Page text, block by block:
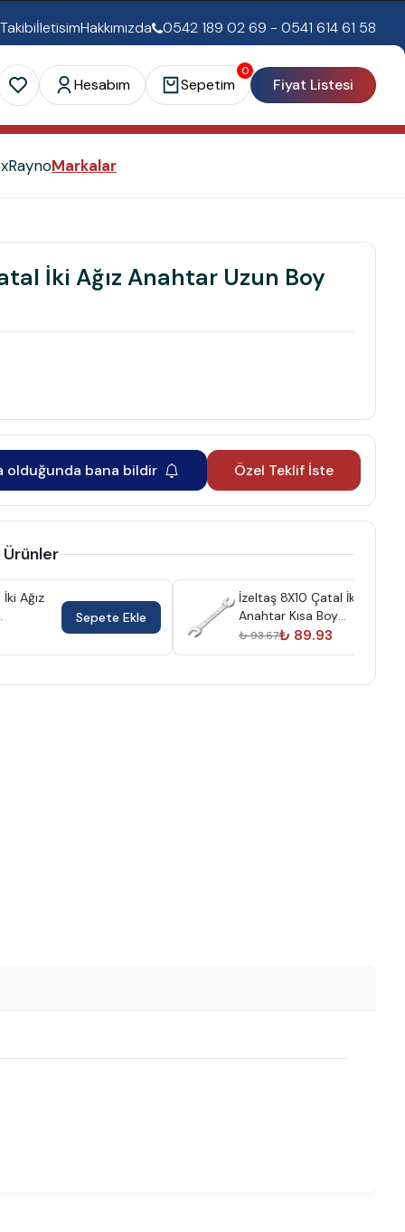
İletisimHakkımızda 0542 189 02 69 - 0541 614 61 58
Hesabım
0
Sepetim Fiyat Listesi
RaynoMarkalar
İki Ağız Anahtar Uzun Boy
olduğunda bana bildir Özel Teklif İste
Ağız
Sepete Ekle
İzeltaş 8X10 Çatal İki Ağız
Anahtar Kısa Boy
0100010810
₺ 93.67₺ 89.93